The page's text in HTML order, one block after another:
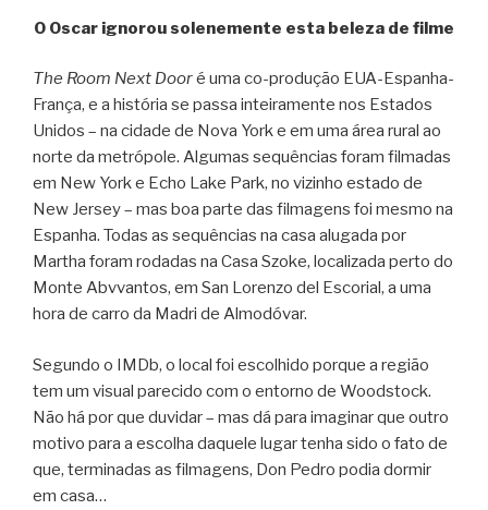
O Oscar ignorou solenemente esta beleza de filme
The Room Next Dooré uma co-produção EUA-Espanha-
França, e a história se passa inteiramente nos Estados
Unidos – na cidade de Nova York e em uma área rural ao
norte da metrópole. Algumas sequências foram filmadas
em New York e Echo Lake Park, no vizinho estado de
New Jersey – mas boa parte das filmagens foi mesmo na
Espanha. Todas as sequências na casa alugada por
Martha foram rodadas na Casa Szoke, localizada perto do
Monte Abvvantos, em San Lorenzo del Escorial, a uma
hora de carro da Madri de Almodóvar.
Segundo o IMDb, o local foi escolhido porque a região
tem um visual parecido com o entorno de Woodstock.
Não há por que duvidar – mas dá para imaginar que outro
motivo para a escolha daquele lugar tenha sido o fato de
que, terminadas as filmagens, Don Pedro podia dormir
em casa…